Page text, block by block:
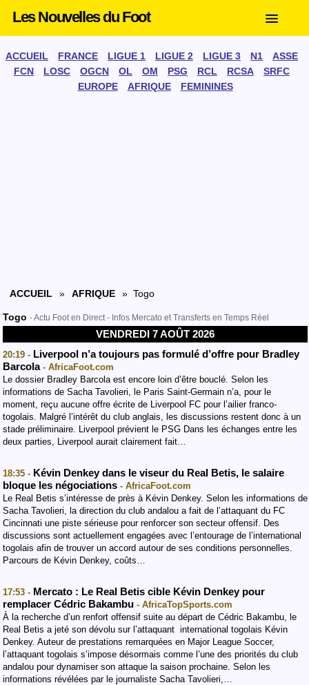
Les Nouvelles du Foot
ACCUEIL FRANCE LIGUE 1 LIGUE 2 LIGUE 3 N1
ASSE
FCN
LOSC OGCN OL OM PSG RCL RCSA
SRFC
EUROPE
AFRIQUE FEMININES
ACCUEIL » AFRIQUE » Togo
Togo - Actu Foot en Direct - Infos Mercato et Transferts en Temps Réel
VENDREDI 7 AOÛT 2026
20:19 - Liverpool n’a toujours pas formulé d’offre pour Bradley
Barcola - AfricaFoot.com
Le dossier Bradley Barcola est encore loin d’être bouclé. Selon les
informations de Sacha Tavolieri, le Paris Saint-Germain n’a, pour le
moment, reçu aucune offre écrite de Liverpool FC pour l’ailier franco-
togolais. Malgré l’intérêt du club anglais, les discussions restent donc à un
stade préliminaire. Liverpool prévient le PSG Dans les échanges entre les
deux parties, Liverpool aurait clairement fait…
18:35 - Kévin Denkey dans le viseur du Real Betis, le salaire
bloque les négociations - AfricaFoot.com
Le Real Betis s’intéresse de près à Kévin Denkey. Selon les informations de
Sacha Tavolieri, la direction du club andalou a fait de l’attaquant du FC
Cincinnati une piste sérieuse pour renforcer son secteur offensif. Des
discussions sont actuellement engagées avec l’entourage de l’international
togolais afin de trouver un accord autour de ses conditions personnelles.
Parcours de Kévin Denkey, coûts…
17:53 - Mercato : Le Real Betis cible Kévin Denkey pour
remplacer Cédric Bakambu - AfricaTopSports.com
​À la recherche d’un renfort offensif suite au départ de Cédric Bakambu, le
Real Betis a jeté son dévolu sur l’attaquant international togolais Kévin
Denkey. Auteur de prestations remarquées en Major League Soccer,
l’attaquant togolais s’impose désormais comme l’une des priorités du club
andalou pour dynamiser son attaque la saison prochaine. ​Selon les
informations révélées par le journaliste Sacha Tavolieri,…